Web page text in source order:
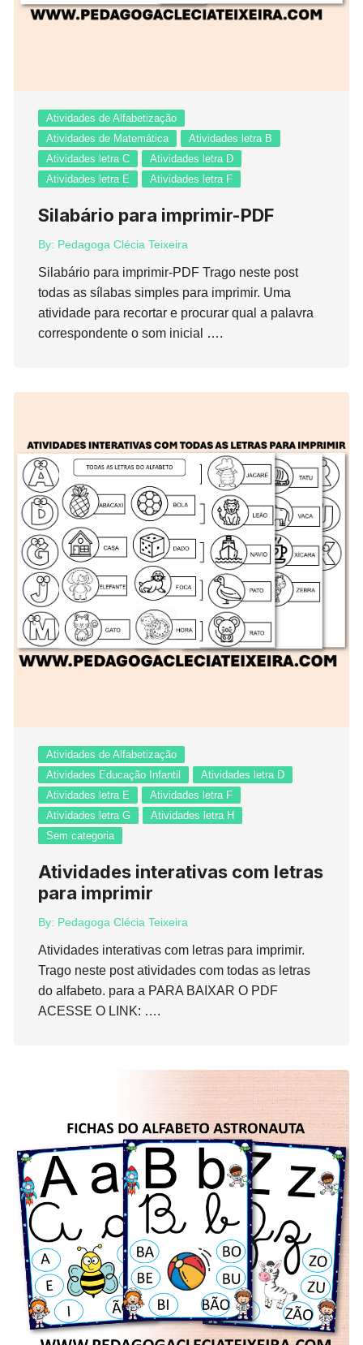
Atividades de Alfabetização
Atividades de Matemática
Atividades letra B
Atividades letra C
Atividades letra D
Atividades letra E
Atividades letra F
Silabário para imprimir-PDF
By: Pedagoga Clécia Teixeira
Silabário para imprimir-PDF Trago neste post
todas as sílabas simples para imprimir. Uma
atividade para recortar e procurar qual a palavra
correspondente o som inicial ….
Atividades de Alfabetização
Atividades Educação Infantil
Atividades letra D
Atividades letra E
Atividades letra F
Atividades letra G
Atividades letra H
Sem categoria
Atividades interativas com letras
para imprimir
By: Pedagoga Clécia Teixeira
Atividades interativas com letras para imprimir.
Trago neste post atividades com todas as letras
do alfabeto. para a PARA BAIXAR O PDF
ACESSE O LINK: ….